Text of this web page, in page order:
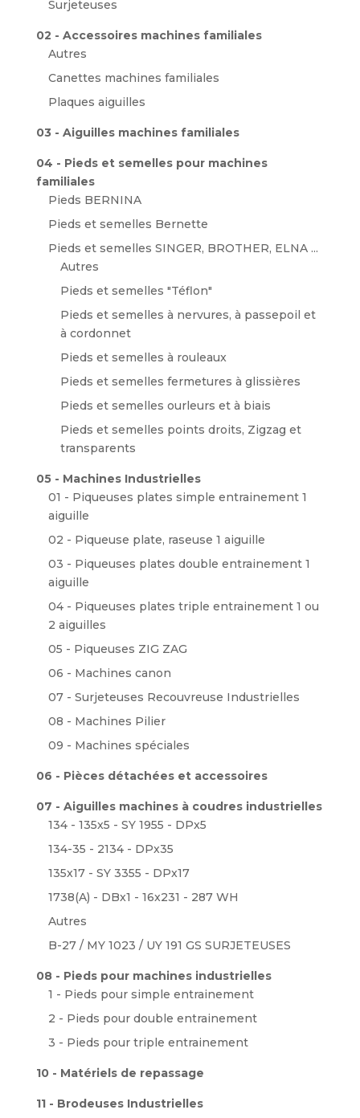
Surjeteuses
02 - Accessoires machines familiales
Autres
Canettes machines familiales
Plaques aiguilles
03 - Aiguilles machines familiales
04 - Pieds et semelles pour machines
familiales
Pieds BERNINA
Pieds et semelles Bernette
Pieds et semelles SINGER, BROTHER, ELNA ...
Autres
Pieds et semelles "Téflon"
Pieds et semelles à nervures, à passepoil et
à cordonnet
Pieds et semelles à rouleaux
Pieds et semelles fermetures à glissières
Pieds et semelles ourleurs et à biais
Pieds et semelles points droits, Zigzag et
transparents
05 - Machines Industrielles
01 - Piqueuses plates simple entrainement 1
aiguille
02 - Piqueuse plate, raseuse 1 aiguille
03 - Piqueuses plates double entrainement 1
aiguille
04 - Piqueuses plates triple entrainement 1 ou
2 aiguilles
05 - Piqueuses ZIG ZAG
06 - Machines canon
07 - Surjeteuses Recouvreuse Industrielles
08 - Machines Pilier
09 - Machines spéciales
06 - Pièces détachées et accessoires
07 - Aiguilles machines à coudres industrielles
134 - 135x5 - SY 1955 - DPx5
134-35 - 2134 - DPx35
135x17 - SY 3355 - DPx17
1738(A) - DBx1 - 16x231 - 287 WH
Autres
B-27 / MY 1023 / UY 191 GS SURJETEUSES
08 - Pieds pour machines industrielles
1 - Pieds pour simple entrainement
2 - Pieds pour double entrainement
3 - Pieds pour triple entrainement
10 - Matériels de repassage
11 - Brodeuses Industrielles